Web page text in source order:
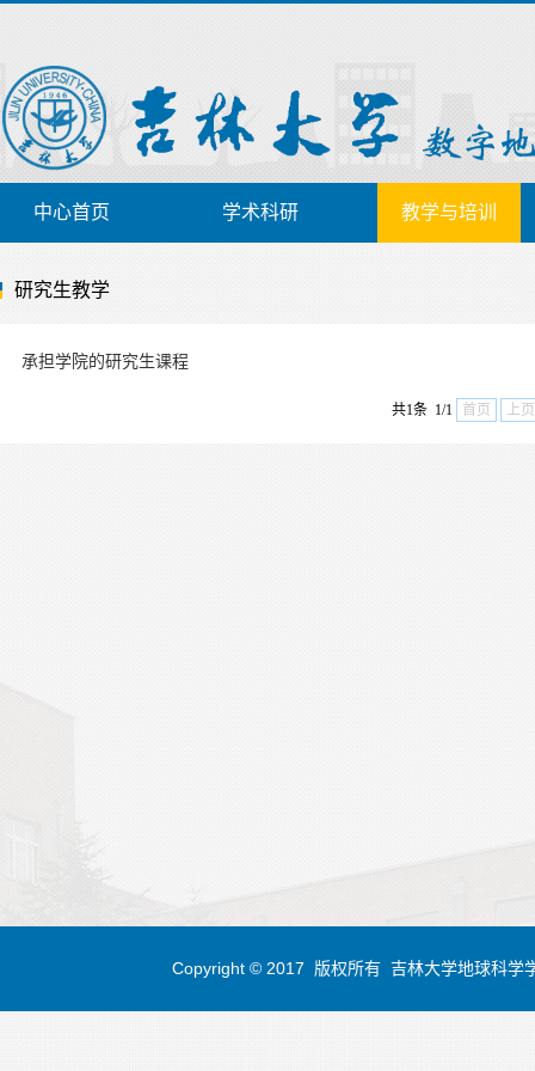
中心首页 学术科研 教学与培训
研究生教学
承担学院的研究生课程
共1条 1/1 首页 上页
Copyright © 2017 版权所有 吉林大学地球科